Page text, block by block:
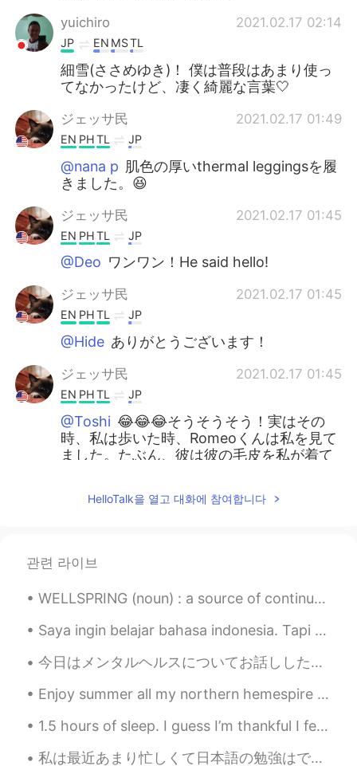
yuichiro 2021.02.17 02:14
JP EN MSTL
細雪(ささめゆき)！ 僕は普段はあまり使っ
てなかったけど、凄く綺麗な言葉🤍
ジェッサ民 2021.02.17 01:49
EN PHTL JP
@nana p 肌色の厚いthermal leggingsを履
きました。😆
ジェッサ民 2021.02.17 01:45
EN PHTL JP
@Deo ワンワン！He said hello!
ジェッサ民 2021.02.17 01:45
EN PHTL JP
@Hide ありがとうございます！
ジェッサ民 2021.02.17 01:45
EN PHTL JP
@Toshi 😂😂😂そうそうそう！実はその
時、私は歩いた時、Romeoくんは私を見て
ました。たぶん、彼は彼の毛皮を私が着て
ジェッサ民 2021.02.17 01:42
ございます！ 辞書で「Polar vortex」を調
JP EN
足は寒くなかった?!かわいい！
Ely Taka 2021.02.16 21:56
極渦のせいで今細雪が降っています。
HelloTalk을 열고 대화에 참여합니다
관련 라이브
WELLSPRING (noun) : a source of continual supply Understanding is a wellspring of life unto him...
Saya ingin belajar bahasa indonesia. Tapi saya tidak tahu harus mulai dari mana. Bisakah Anda men...
今日はメンタルヘルスについてお話ししたいと思います。🤓 私が役に立ったことを共有します。🤗 私は自己受容が精神的に健康になるのに長い道のりを歩んでいることがわかりました。😪 以前は、社会...
Enjoy summer all my northern hemespire friends. The surface water temperature of Lake Michigan wa...
1.5 hours of sleep. I guess I’m thankful I fell asleep at all. ☁️ Please message encouraging word...
私は最近あまり忙しくて日本語の勉強はできません。それはちょっと残念ですが、私の毎日はいつも何かしてます。最近ベーキングコースをやってるのでこれらはみつのタルトです。 りんごと梨アーモンドとブルー...